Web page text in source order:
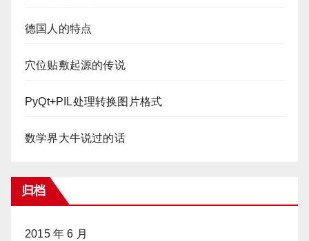
德国人的特点
穴位贴敷起源的传说
PyQt+PIL处理转换图片格式
数学界大牛说过的话
归档
2015 年 6 月